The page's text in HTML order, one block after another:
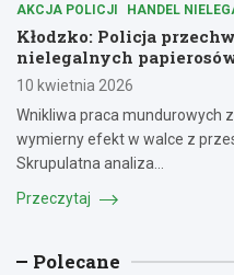
AKCJA POLICJI HANDEL
Kłodzko: Policja
nielegalnych
10 kwietnia 2026
Wnikliwa praca mundurowych
wymierny efekt w walce z
Skrupulatna analiza…
Przeczytaj
Polecane